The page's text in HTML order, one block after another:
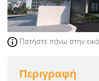
Πατήστε πάνω στην
Περιγραφή